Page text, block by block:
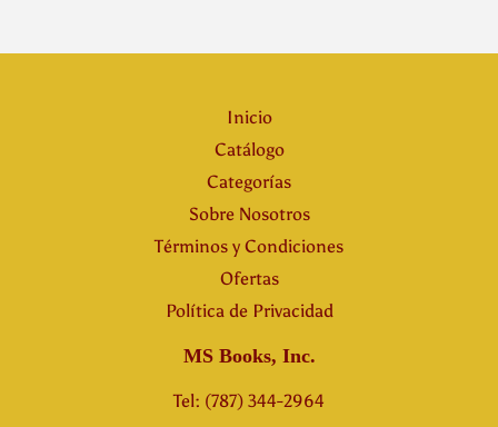
Inicio
Catálogo
Categorías
Sobre Nosotros
Términos y Condiciones
Ofertas
Política de Privacidad
MS Books, Inc.
Tel: (787) 344-2964